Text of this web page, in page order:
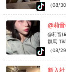
TikTok
（08/
@莉音(𝑹𝒊𝒐𝒏) #ガラードグループ #華乃
群馬 TikTokで記事を開く華乃心のTikTokのフォローといいね！もお
願いし
（08/